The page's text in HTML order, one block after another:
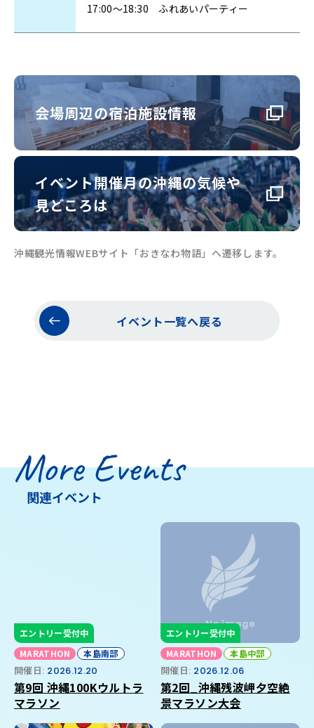
17:00～18:30 ふれあいパーティー
会場周辺の宿泊施設情報
イベント開催月の沖縄の気候や
見どころは
沖縄観光情報WEBサイト「おきなわ物語」へ遷移します。
イベント一覧へ戻る
More Events
関連イベント
エントリー受付中
MARATHON
本島南部
開催日: 2026.12.20
第9回 沖縄100Kウルトラ
マラソン
エントリー受付中
MARATHON
本島中部
開催日: 2026.12.06
第2回_沖縄残波岬夕空絶
景マラソン大会